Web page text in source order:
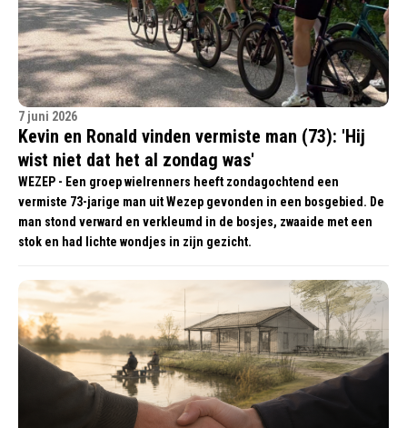
7 juni 2026
Kevin en Ronald vinden vermiste man (73): 'Hij
wist niet dat het al zondag was'
WEZEP - Een groep wielrenners heeft zondagochtend een
vermiste 73-jarige man uit Wezep gevonden in een bosgebied. De
man stond verward en verkleumd in de bosjes, zwaaide met een
stok en had lichte wondjes in zijn gezicht.